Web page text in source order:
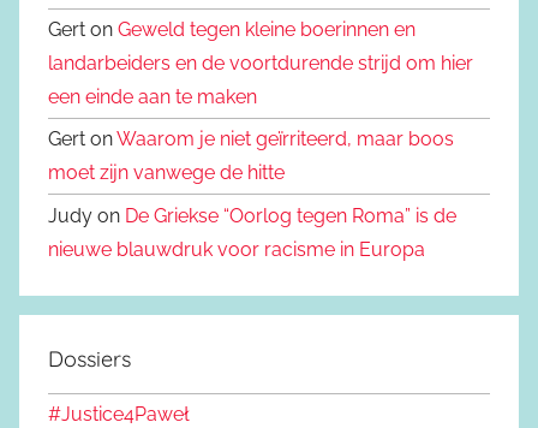
Gert on Geweld tegen kleine boerinnen en
landarbeiders en de voortdurende strijd om hier
een einde aan te maken
Gert onWaarom je niet geïrriteerd, maar boos
moet zijn vanwege de hitte
Judy on De Griekse “Oorlog tegen Roma” is de
nieuwe blauwdruk voor racisme in Europa
Dossiers
#Justice4Paweł